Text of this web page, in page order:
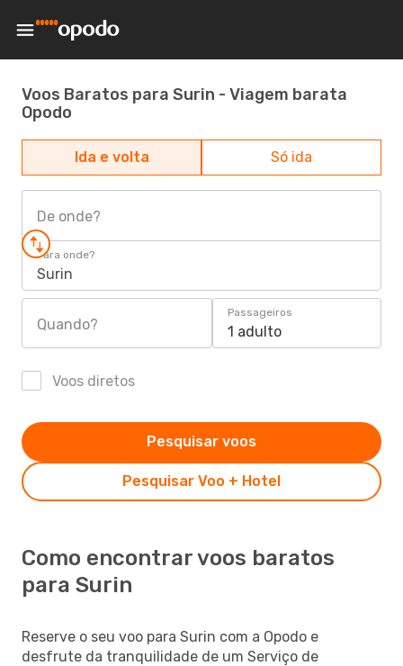
Voos Baratos para Surin - Viagem barata
Opodo
Ida e volta Só ida
De onde?
Para onde?
Surin
Quando?
Passageiros
1 adulto
Voos diretos
Pesquisar Voo + Hotel
Pesquisar voos
Como encontrar voos baratos
para Surin
Reserve o seu voo para Surin com a Opodo e
desfrute da tranquilidade de um Serviço de